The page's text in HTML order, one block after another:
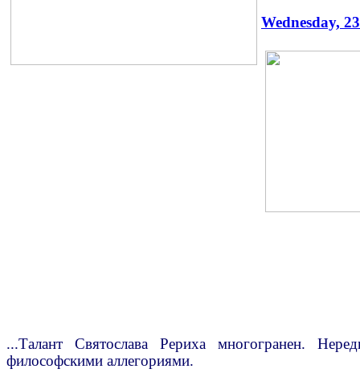
Wednesday,
...Талант Святослава Рериха многогранен.
философскими аллегориями.